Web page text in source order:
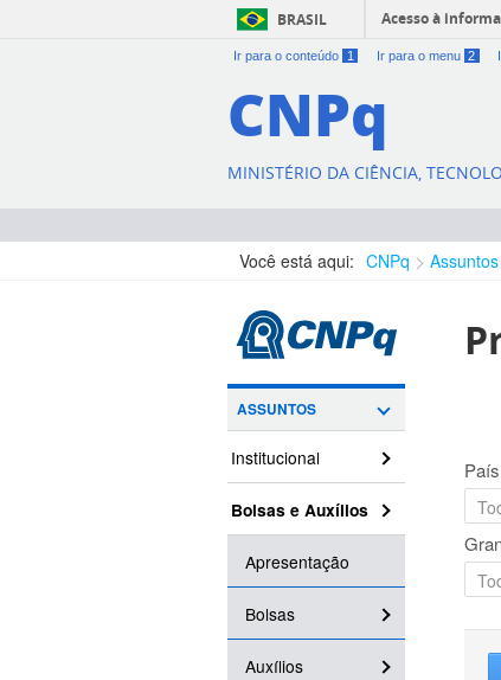
BRASIL Acesso à
Ir para o conteúdo 1 Ir para o menu 2
CNPq
MINISTÉRIO DA CIÊNCIA,
Você está aqui: CNPq Assuntos
ASSUNTOS
Institucional
Bolsas e Auxílios
Apresentação
Bolsas
Auxílios
País